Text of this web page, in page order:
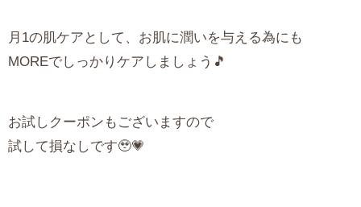
月1の肌ケアとして、お肌に潤いを与える為にも
MOREでしっかりケアしましょう🎵
お試しクーポンもございますので
試して損なしです🥹💗